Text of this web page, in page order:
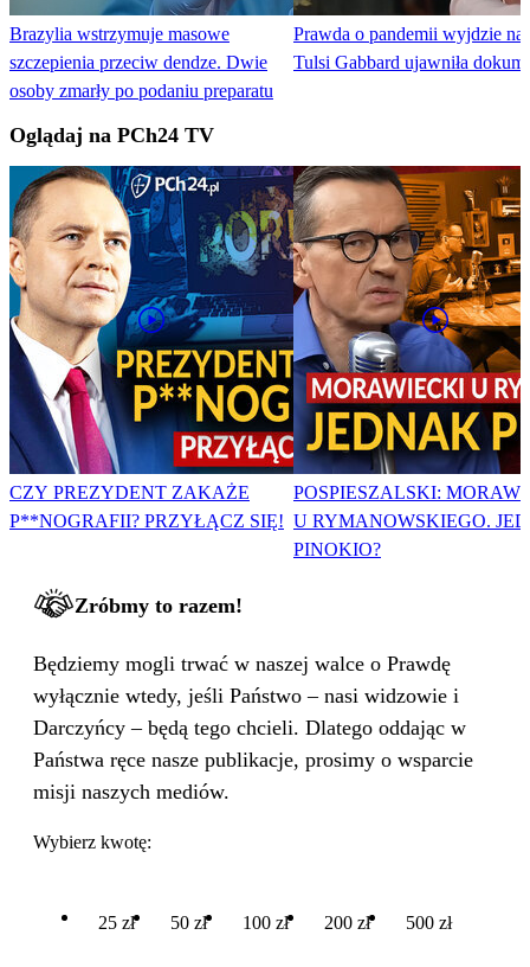
Brazylia wstrzymuje masowe
szczepienia przeciw dendze. Dwie
osoby zmarły po podaniu preparatu
Prawda o pandemii wyjdzie na
Tulsi Gabbard ujawniła
Oglądaj na PCh24 TV
CZY PREZYDENT ZAKAŻE
P**NOGRAFII? PRZYŁĄCZ SIĘ!
POSPIESZALSKI:
U RYMANOWSKIEGO.
PINOKIO?
Zróbmy to razem!
Będziemy mogli trwać w naszej walce o Prawdę
wyłącznie wtedy, jeśli Państwo – nasi widzowie i
Darczyńcy – będą tego chcieli. Dlatego oddając w
Państwa ręce nasze publikacje, prosimy o wsparcie
misji naszych mediów.
Wybierz kwotę:
25 zł 50 zł 100 zł 200 zł 500 zł